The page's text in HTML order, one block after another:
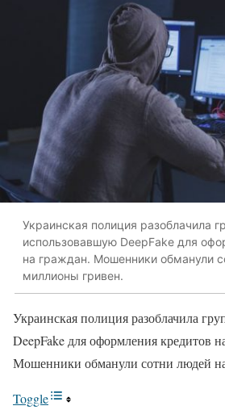
Украинская полиция разоблачила
использовавшую DeepFake для
на граждан. Мошенники обманули
миллионы гривен.
Украинская полиция разоблачила
DeepFake для оформления кредитов
Мошенники обманули сотни людей
Toggle